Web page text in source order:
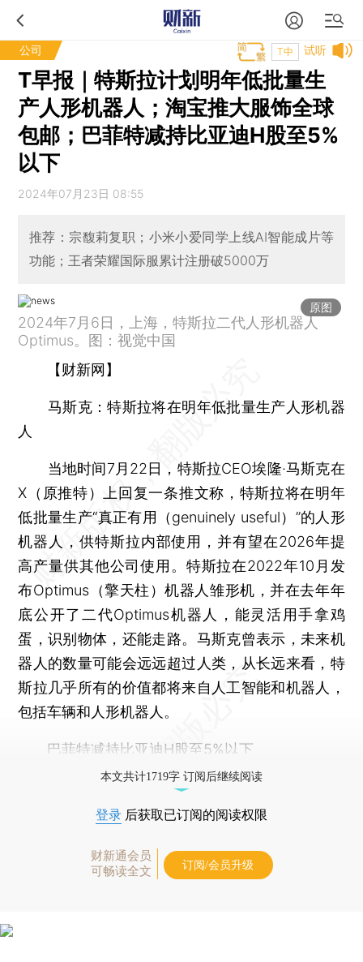
公司 试听
T中
T早报｜特斯拉计划明年低批量生
产人形机器人；淘宝推大服饰全球
包邮；巴菲特减持比亚迪H股至5%
以下
2024年07月23日 08:55
推荐：宗馥莉复职；小米小爱同学上线AI智能成片等
功能；王者荣耀国际服累计注册破5000万
原图
2024年7月6日，上海，特斯拉二代人形机器人
Optimus。图：视觉中国
【财新网】
马斯克：特斯拉将在明年低批量生产人形机器
人
当地时间7月22日，特斯拉CEO埃隆·马斯克在
X（原推特）上回复一条推文称，特斯拉将在明年
低批量生产“真正有用（genuinely useful）”的人形
机器人，供特斯拉内部使用，并有望在2026年提
高产量供其他公司使用。特斯拉在2022年10月发
布Optimus（擎天柱）机器人雏形机，并在去年年
底公开了二代Optimus机器人，能灵活用手拿鸡
蛋，识别物体，还能走路。马斯克曾表示，未来机
器人的数量可能会远远超过人类，从长远来看，特
斯拉几乎所有的价值都将来自人工智能和机器人，
包括车辆和人形机器人。
巴菲特减持比亚迪H股至5%以下
本文共计1719字 订阅后继续阅读
登录 后获取已订阅的阅读权限
财新通会员
可畅读全文
订阅/会员升级